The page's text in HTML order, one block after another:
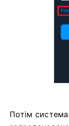
Потім